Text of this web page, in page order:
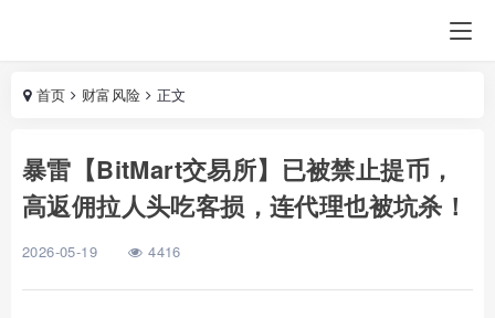
首页 财富风险 正文
暴雷【BitMart交易所】已被禁止提币，
高返佣拉人头吃客损，连代理也被坑杀！
2026-05-19 4416